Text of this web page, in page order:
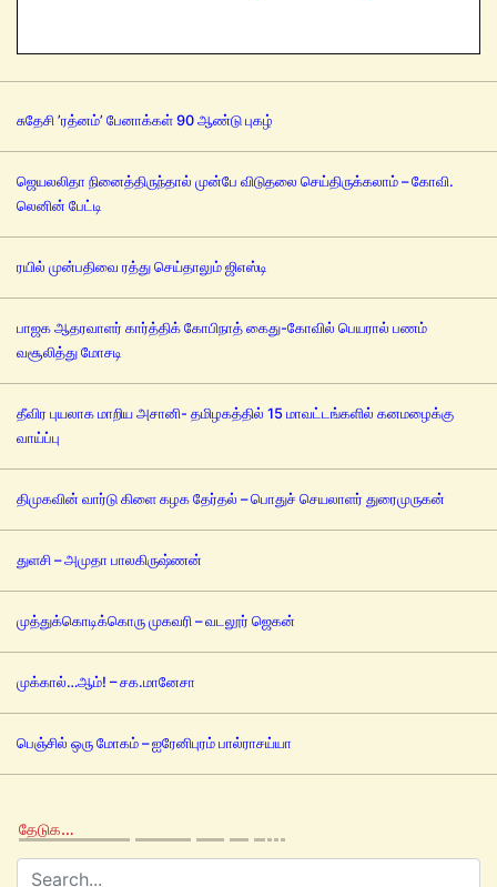
சுதேசி ’ரத்னம்’ பேனாக்கள் 90 ஆண்டு புகழ்
ஜெயலலிதா நினைத்திருந்தால் முன்பே விடுதலை செய்திருக்கலாம் – கோவி.
லெனின் பேட்டி
ரயில் முன்பதிவை ரத்து செய்தாலும் ஜிஎஸ்டி
பாஜக ஆதரவாளர் கார்த்திக் கோபிநாத் கைது-கோவில் பெயரால் பணம்
வசூலித்து மோசடி
தீவிர புயலாக மாறிய அசானி- தமிழகத்தில் 15 மாவட்டங்களில் கனமழைக்கு
வாய்ப்பு
திமுகவின் வார்டு கிளை கழக தேர்தல் – பொதுச் செயலாளர் துரைமுருகன்
துளசி – அமுதா பாலகிருஷ்ணன்
முத்துக்கொடிக்கொரு முகவரி – வடலூர் ஜெகன்
முக்கால்…ஆம்! – சக.மானேசா
பெஞ்சில் ஒரு மோகம் – ஐரேனிபுரம் பால்ராசய்யா
தேடுக…